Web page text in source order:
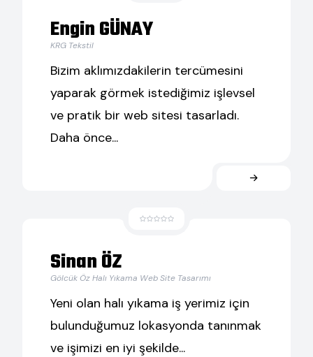
Engin GÜNAY
KRG Tekstil
Bizim aklımızdakilerin tercümesini
yaparak görmek istediğimiz işlevsel
ve pratik bir web sitesi tasarladı.
Daha önce...
Sinan ÖZ
Gölcük Öz Halı Yıkama Web Site Tasarımı
Yeni olan halı yıkama iş yerimiz için
bulunduğumuz lokasyonda tanınmak
ve işimizi en iyi şekilde...